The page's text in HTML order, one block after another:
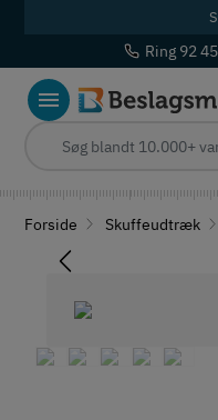
Ring 92
Forside Skuffeudtræk